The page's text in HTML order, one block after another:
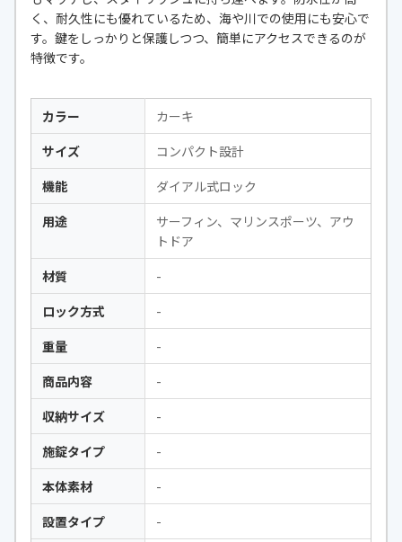
く、耐久性にも優れているため、海や川での使用にも安心で
す。鍵をしっかりと保護しつつ、簡単にアクセスできるのが
特徴です。
カラー
カーキ
サイズ
コンパクト設計
機能
ダイアル式ロック
用途
サーフィン、マリンスポーツ、アウ
トドア
材質
-
ロック方式
-
重量
-
商品内容
-
収納サイズ
-
施錠タイプ
-
本体素材
-
設置タイプ
-